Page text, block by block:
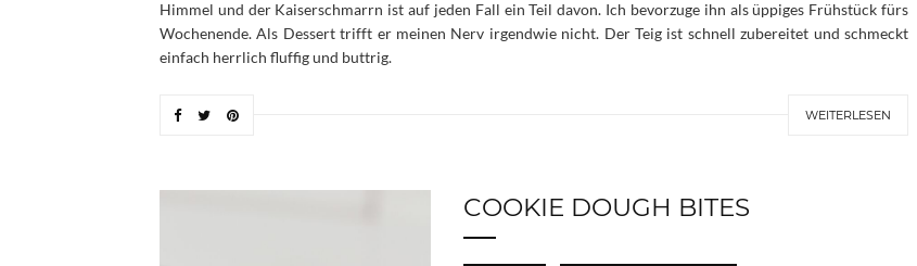
Himmel und der Kaiserschmarrn ist auf jeden Fall ein Teil davon. Ich bevorzuge ihn als üppiges Frühstück fürs
Wochenende. Als Dessert trifft er meinen Nerv irgendwie nicht. Der Teig ist schnell zubereitet und schmeckt
einfach herrlich fluffig und buttrig.
WEITERLESEN
COOKIE DOUGH BITES